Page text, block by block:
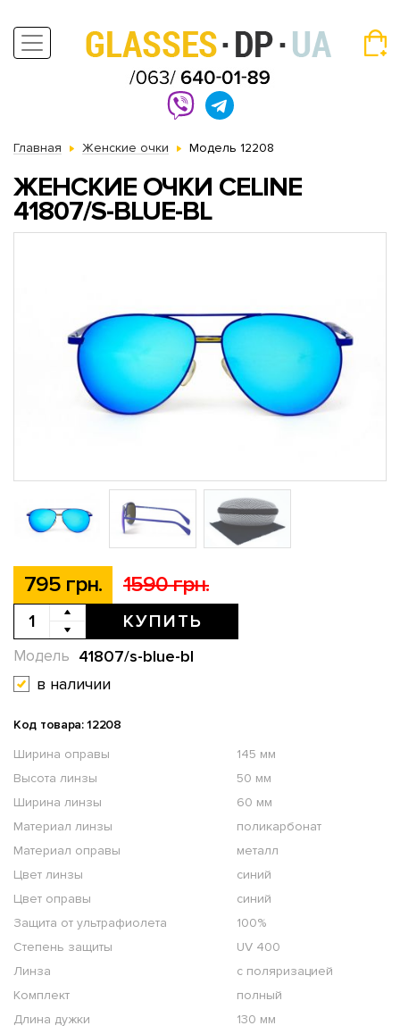
Главная Женские очки Модель 12208
ЖЕНСКИЕ ОЧКИ CELINE
41807/S-BLUE-BL
795 грн. 1590 грн.
КУПИТЬ
41807/s-blue-bl
Модель
в наличии
Код товара: 12208
Ширина оправы
145 мм
Высота линзы
50 мм
Ширина линзы
60 мм
Материал линзы
поликарбонат
Материал оправы
металл
Цвет линзы
синий
Цвет оправы
синий
Защита от ультрафиолета
100%
Степень защиты
UV 400
Линза
с поляризацией
Комплект
полный
Длина дужки
130 мм